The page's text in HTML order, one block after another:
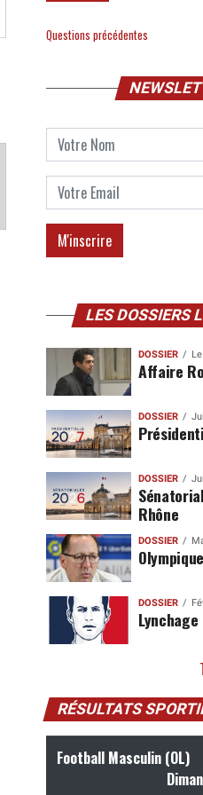
Questions précédentes
LES DOSSIERS
DOSSIER
Affaire
DOSSIER
DOSSIER
Rhône
DOSSIER
DOSSIER
RÉSULTATS
Football Masculin (OL)